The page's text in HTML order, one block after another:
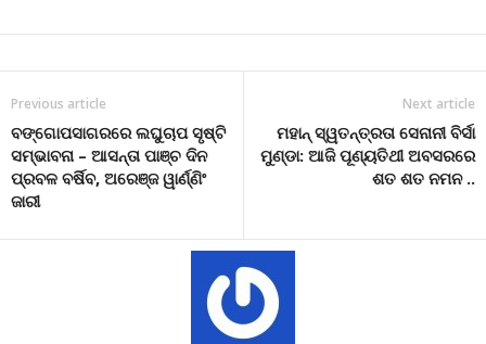
Previous article
ବଙ୍ଗୋପସାଗରରେ ଲଘୁଚାପ ସୃଷ୍ଟି
ସମ୍ଭାବନା – ଆସନ୍ତା ପାଞ୍ଚ ଦିନ
ପ୍ରବଳ ବର୍ଷିବ, ଅରେଞ୍ଜ ୱାର୍ଣ୍ଣିଂ
ଜାରୀ
Next article
ମହାନ୍ ସ୍ୱତନ୍ତ୍ରତା ସେନାନୀ ବିର୍ସା
ମୁଣ୍ଡା: ଆଜି ପୂଣ୍ୟତିଥୀ ଅବସରରେ
ଶତ ଶତ ନମନ ..